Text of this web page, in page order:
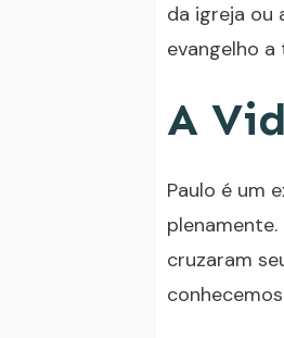
da igreja ou
evangelho
A
Paulo é um
cruzaram